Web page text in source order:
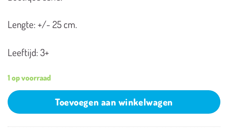
Lengte: +/- 25 cm.
Leeftijd: 3+
1 op voorraad
Toevoegen aan winkelwagen